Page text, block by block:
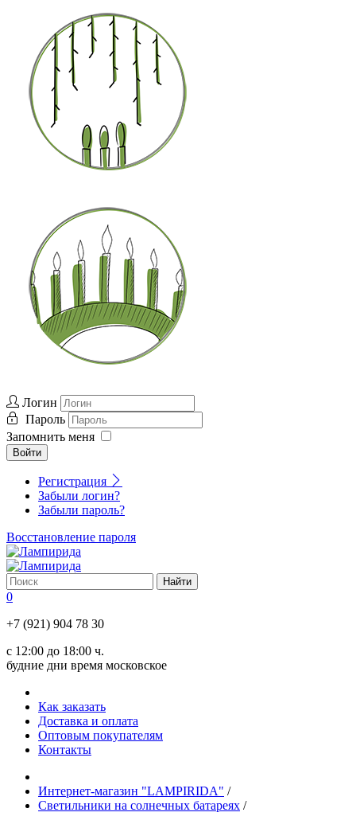
Логин
Пароль
Запомнить меня
Войти
Регистрация
Забыли логин?
Забыли пароль?
Восстановление пароля
0
+7 (921) 904 78 30
с 12:00 до 18:00 ч.
будние дни время московское
Как заказать
Доставка и оплата
Оптовым покупателям
Контакты
Интернет-магазин "LAMPIRIDA" /
Светильники на солнечных батареях /